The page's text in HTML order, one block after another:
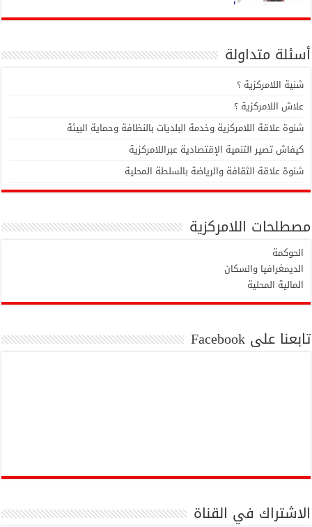
أسئلة متداولة
شنية اللامركزية ؟
علاش اللامركزية ؟
شنوة علاقة اللامركزية وخدمة البلديات بالنظافة وحماية البيئة
كيفاش تصير التنمية الإقتصادية عبراللامركزية
شنوة علاقة الثقافة والرياضة بالسلطة المحلية
مصطلحات اللامركزية
الحوكمة
الديمغرافيا والسكان
المالية المحلية
تابعنا على Facebook
الاشتراك في القناة